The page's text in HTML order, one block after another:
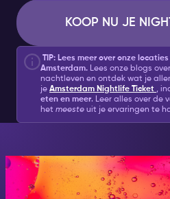
KOOP NU JE
TIP: Lees meer over onze
Amsterdam. Lees onze blogs
nachtleven en ontdek wat je
je Amsterdam Nightlife Ticket ,
eten en meer. Leer alles over de
het meeste uit je ervaringen te
AT NIGHT,